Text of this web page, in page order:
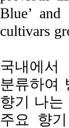
Blue’
cultivars
국내에
분류하여
향기 나는
주요 향